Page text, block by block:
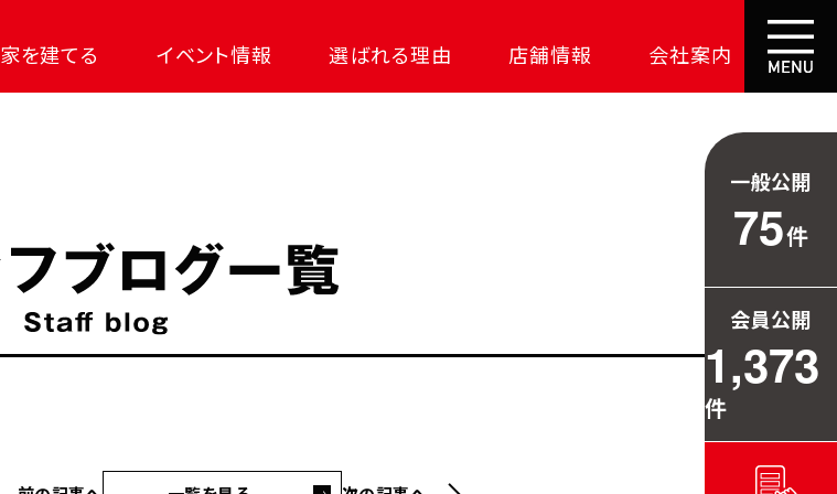
家を建てる イベント情報 選ばれる理由
大成功の土地探し
安心保証
709万円お得
店舗情報 会社案内
一般公開
75件
会員公開
1,373
件